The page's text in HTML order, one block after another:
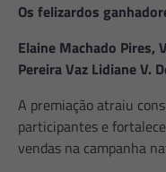
Os felizardos
Elaine Machado Pires,
Pereira Vaz Lidiane V.
A premiação atraiu
participantes e
vendas na campanha